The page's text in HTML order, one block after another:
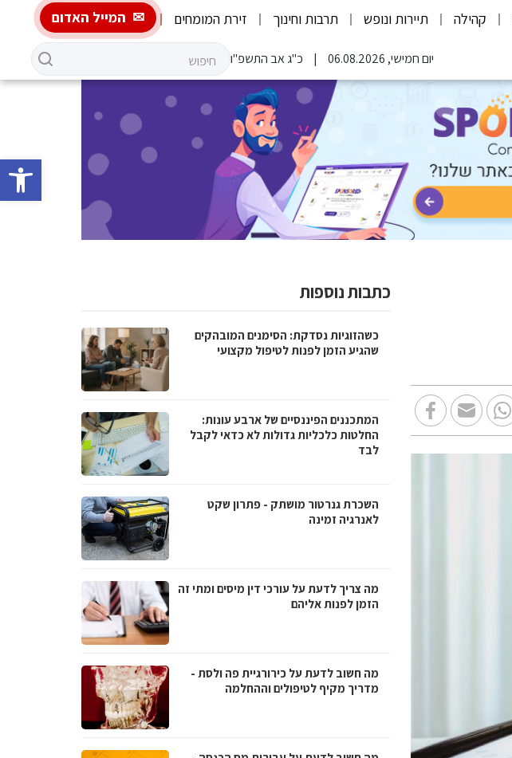
פתח
קהילה תיירות ונופש תרבות וחינוך זירת המומחים המייל האדום
יום חמישי, 06.08.2026 כ"ג אב התשפ"ו
כתבות נוספות
כשהזוגיות נסדקת: הסימנים המובהקים
שהגיע הזמן לפנות לטיפול מקצועי
המתכננים הפיננסיים של ארבע עונות:
החלטות כלכליות גדולות לא כדאי לקבל
לבד
השכרת גנרטור מושתק - פתרון שקט
לאנרגיה זמינה
מה צריך לדעת על עורכי דין מיסים ומתי זה
הזמן לפנות אליהם
מה חשוב לדעת על כירורגיית פה ולסת -
מדריך מקיף לטיפולים וההחלמה